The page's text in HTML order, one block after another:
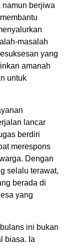
namun berjiwa
masalah
yang
amanah
untuk
lancar
berdiri
merespons
Dengan
selalu terawat,
berada di
yang
ini bukan
biasa. Ia